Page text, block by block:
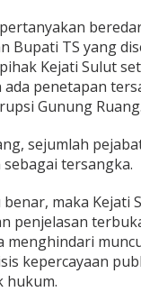
Bupati TS yang
Kejati Sulut
penetapan
Gunung Ruang.
sejumlah
tersangka.
maka Kejati
penjelasan
menghindari
kepercayaan
hukum.